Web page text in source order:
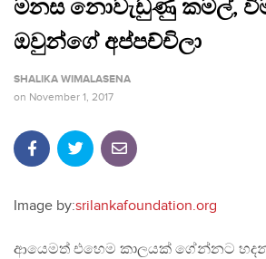
මනස නොවැඩුණු කමල්,
ඔවුන්ගේ අප්පච්චිලා
SHALIKA WIMALASENA
on November 1, 2017
Image by:srilankafoundation.org
ආයෙමත් එහෙම කාලයක් ගේන්නට